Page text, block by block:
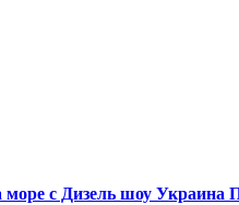
с Дизель шоу Украина